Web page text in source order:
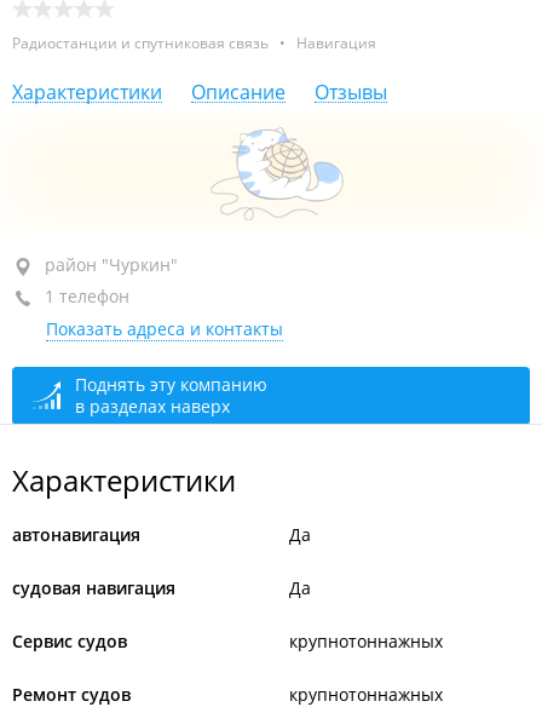
Радиостанции и спутниковая связь • Навигация
Характеристики Описание Отзывы
район "Чуркин", ул. Гульбиновича, 13А
2-й этаж
+7 (423) 206-01-36
сегодня закрыто
район "Чуркин"
1 телефон
Показать адреса и контакты
Поднять эту компанию
в разделах наверх
Характеристики
автонавигация Да
судовая навигация Да
Сервис судов крупнотоннажных
Ремонт судов крупнотоннажных